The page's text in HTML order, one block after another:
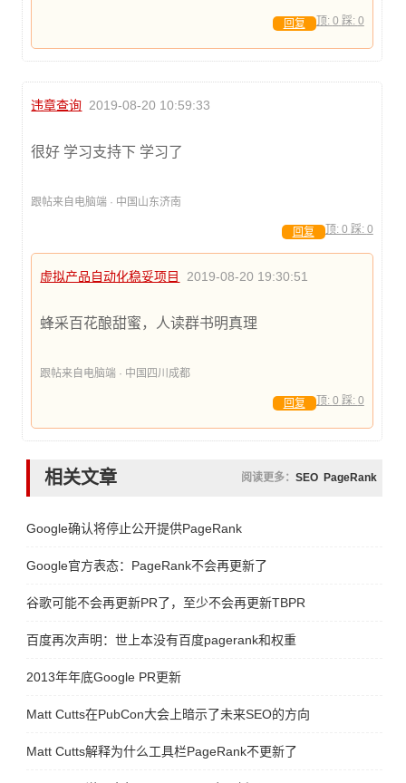
顶: 0 踩: 0
回复
违章查询 2019-08-20 10:59:33
很好 学习支持下 学习了
跟帖来自电脑端 · 中国山东济南
顶: 0 踩: 0
回复
虚拟产品自动化稳妥项目 2019-08-20 19:30:51
蜂采百花酿甜蜜，人读群书明真理
跟帖来自电脑端 · 中国四川成都
顶: 0 踩: 0
回复
相关文章 阅读更多： SEO PageRank
Google确认将停止公开提供PageRank
Google官方表态：PageRank不会再更新了
谷歌可能不会再更新PR了，至少不会再更新TBPR
百度再次声明：世上本没有百度pagerank和权重
2013年年底Google PR更新
Matt Cutts在PubCon大会上暗示了未来SEO的方向
Matt Cutts解释为什么工具栏PageRank不更新了